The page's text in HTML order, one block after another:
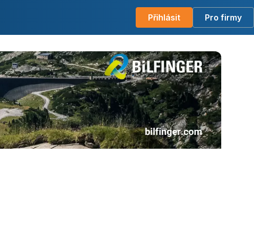
Přihlásit Pro firmy